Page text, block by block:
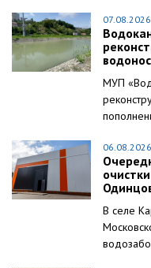
07.08.2026
МУП
06.08.2026
В селе